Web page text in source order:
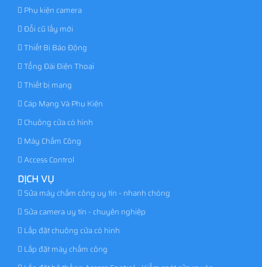
Phụ kiện camera
Đổi cũ lấy mới
Thiết Bị Báo Động
Tổng Đài Điện Thoại
Thiết bị mạng
Cáp Mạng Và Phụ Kiện
Chuông cửa có hình
Máy Chấm Công
Access Control
DỊCH VỤ
Sửa máy chấm công uy tín - nhanh chóng
Sửa camera uy tín - chuyên nghiệp
Lắp đặt chuông cửa có hình
Lắp đặt máy chấm công